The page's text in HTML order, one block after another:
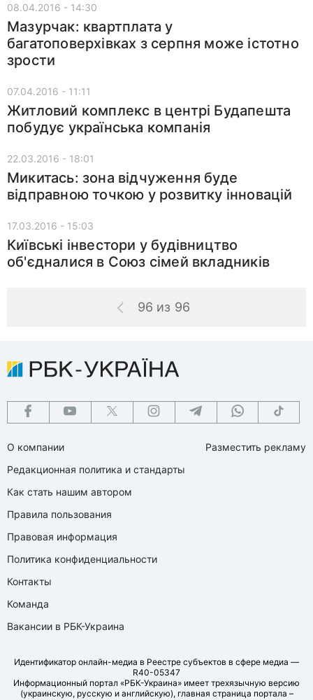
08.04.2016 - 14:30
Мазурчак: квартплата у
багатоповерхівках з серпня може істотно
зрости
07.04.2016 - 11:11
Житловий комплекс в центрі Будапешта
побудує українська компанія
22.03.2016 - 18:01
Микитась: зона відчуження буде
відправною точкою у розвитку інновацій
17.03.2016 - 15:03
Київські інвестори у будівництво
об'єдналися в Союз сімей вкладників
96 из 96
О компании
Редакционная политика и стандарты
Как стать нашим автором
Правила пользования
Правовая информация
Политика конфиденциальности
Контакты
Команда
Вакансии в РБК-Украина
Разместить рекламу
Идентификатор онлайн-медиа в Реестре субъектов в сфере медиа —
R40-05347
Информационный портал «РБК-Украина» имеет трехязычную версию
(украинскую, русскую и английскую), главная страница портала –